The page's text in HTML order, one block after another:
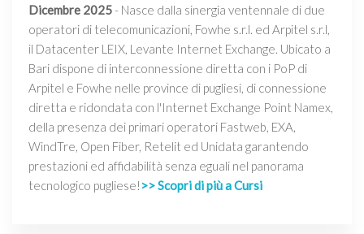
Dicembre 2025- Nasce dalla sinergia ventennale di due
operatori di telecomunicazioni, Fowhe s.r.l. ed Arpitel s.r.l,
il Datacenter LEIX, Levante Internet Exchange. Ubicato a
Bari dispone di interconnessione diretta con i PoP di
Arpitel e Fowhe nelle province di pugliesi, di connessione
diretta e ridondata con l'Internet Exchange Point Namex,
della presenza dei primari operatori Fastweb, EXA,
WindTre, Open Fiber, Retelit ed Unidata garantendo
prestazioni ed affidabilità senza eguali nel panorama
tecnologico pugliese! >> Scopri di più a Cursi